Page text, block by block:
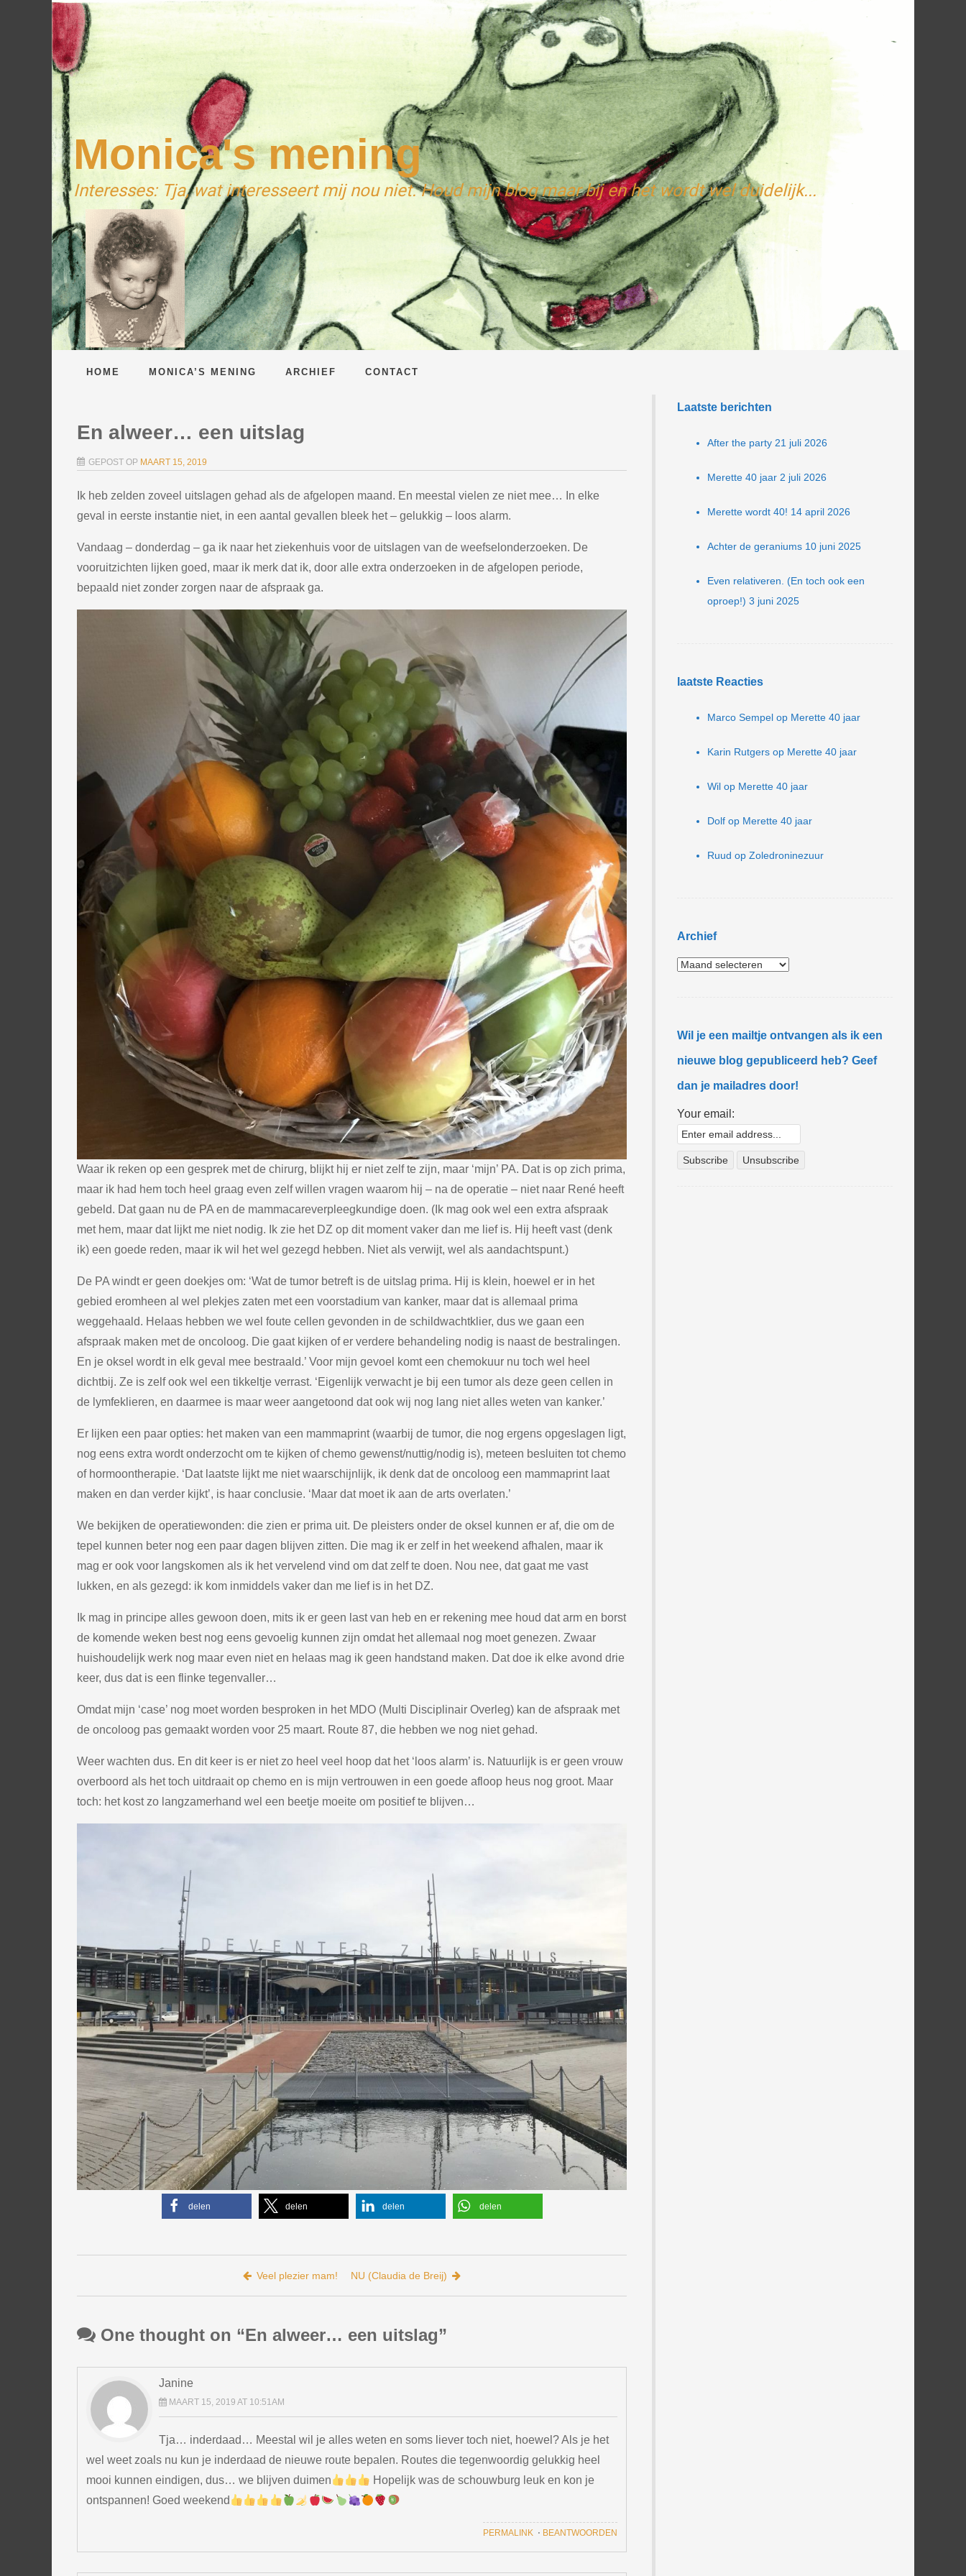
Monica's mening
Interesses: Tja, wat interesseert mij nou niet. Houd mijn blog maar bij en het wordt wel duidelijk...
HOME MONICA’S MENING ARCHIEF CONTACT
En alweer… een uitslag
GEPOST OP MAART 15, 2019
Ik heb zelden zoveel uitslagen gehad als de afgelopen maand. En meestal vielen ze niet mee… In elke
geval in eerste instantie niet, in een aantal gevallen bleek het – gelukkig – loos alarm.
Vandaag – donderdag – ga ik naar het ziekenhuis voor de uitslagen van de weefselonderzoeken. De
vooruitzichten lijken goed, maar ik merk dat ik, door alle extra onderzoeken in de afgelopen periode,
bepaald niet zonder zorgen naar de afspraak ga.
Waar ik reken op een gesprek met de chirurg, blijkt hij er niet zelf te zijn, maar ‘mijn’ PA. Dat is op zich prima,
maar ik had hem toch heel graag even zelf willen vragen waarom hij – na de operatie – niet naar René heeft
gebeld. Dat gaan nu de PA en de mammacareverpleegkundige doen. (Ik mag ook wel een extra afspraak
met hem, maar dat lijkt me niet nodig. Ik zie het DZ op dit moment vaker dan me lief is. Hij heeft vast (denk
ik) een goede reden, maar ik wil het wel gezegd hebben. Niet als verwijt, wel als aandachtspunt.)
De PA windt er geen doekjes om: ‘Wat de tumor betreft is de uitslag prima. Hij is klein, hoewel er in het
gebied eromheen al wel plekjes zaten met een voorstadium van kanker, maar dat is allemaal prima
weggehaald. Helaas hebben we wel foute cellen gevonden in de schildwachtklier, dus we gaan een
afspraak maken met de oncoloog. Die gaat kijken of er verdere behandeling nodig is naast de bestralingen.
En je oksel wordt in elk geval mee bestraald.’ Voor mijn gevoel komt een chemokuur nu toch wel heel
dichtbij. Ze is zelf ook wel een tikkeltje verrast. ‘Eigenlijk verwacht je bij een tumor als deze geen cellen in
de lymfeklieren, en daarmee is maar weer aangetoond dat ook wij nog lang niet alles weten van kanker.’
Er lijken een paar opties: het maken van een mammaprint (waarbij de tumor, die nog ergens opgeslagen ligt,
nog eens extra wordt onderzocht om te kijken of chemo gewenst/nuttig/nodig is), meteen besluiten tot chemo
of hormoontherapie. ‘Dat laatste lijkt me niet waarschijnlijk, ik denk dat de oncoloog een mammaprint laat
maken en dan verder kijkt’, is haar conclusie. ‘Maar dat moet ik aan de arts overlaten.’
We bekijken de operatiewonden: die zien er prima uit. De pleisters onder de oksel kunnen er af, die om de
tepel kunnen beter nog een paar dagen blijven zitten. Die mag ik er zelf in het weekend afhalen, maar ik
mag er ook voor langskomen als ik het vervelend vind om dat zelf te doen. Nou nee, dat gaat me vast
lukken, en als gezegd: ik kom inmiddels vaker dan me lief is in het DZ.
Ik mag in principe alles gewoon doen, mits ik er geen last van heb en er rekening mee houd dat arm en borst
de komende weken best nog eens gevoelig kunnen zijn omdat het allemaal nog moet genezen. Zwaar
huishoudelijk werk nog maar even niet en helaas mag ik geen handstand maken. Dat doe ik elke avond drie
keer, dus dat is een flinke tegenvaller…
Omdat mijn ‘case’ nog moet worden besproken in het MDO (Multi Disciplinair Overleg) kan de afspraak met
de oncoloog pas gemaakt worden voor 25 maart. Route 87, die hebben we nog niet gehad.
Weer wachten dus. En dit keer is er niet zo heel veel hoop dat het ‘loos alarm’ is. Natuurlijk is er geen vrouw
overboord als het toch uitdraait op chemo en is mijn vertrouwen in een goede afloop heus nog groot. Maar
toch: het kost zo langzamerhand wel een beetje moeite om positief te blijven…
delen delen delen delen
Bericht navigatieVeel plezier mam! NU (Claudia de Breij)
One thought on “En alweer… een uitslag”
Janine
MAART 15, 2019 AT 10:51AM
Tja… inderdaad… Meestal wil je alles weten en soms liever toch niet, hoewel? Als je het
wel weet zoals nu kun je inderdaad de nieuwe route bepalen. Routes die tegenwoordig gelukkig heel
mooi kunnen eindigen, dus… we blijven duimen
Hopelijk was de schouwburg leuk en kon je
ontspannen! Goed weekend
PERMALINK ⋅ BEANTWOORDEN
Laatste berichten
After the party 21 juli 2026
Merette 40 jaar 2 juli 2026
Merette wordt 40! 14 april 2026
Achter de geraniums 10 juni 2025
Even relativeren. (En toch ook een
oproep!) 3 juni 2025
laatste Reacties
Marco Sempel op Merette 40 jaar
Karin Rutgers op Merette 40 jaar
Wil op Merette 40 jaar
Dolf op Merette 40 jaar
Ruud op Zoledroninezuur
Archief
Wil je een mailtje ontvangen als ik een
nieuwe blog gepubliceerd heb? Geef
dan je mailadres door!
Your email: